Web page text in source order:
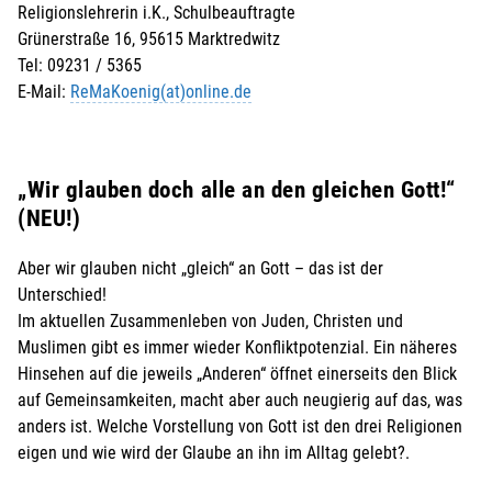
Religionslehrerin i.K., Schulbeauftragte
Grünerstraße 16, 95615 Marktredwitz
Tel: 09231 / 5365
E-Mail: ReMaKoenig(at)online.de
„Wir glauben doch alle an den gleichen Gott!“
(NEU!)
Aber wir glauben nicht „gleich“ an Gott – das ist der
Unterschied!
Im aktuellen Zusammenleben von Juden, Christen und
Muslimen gibt es immer wieder Konfliktpotenzial. Ein näheres
Hinsehen auf die jeweils „Anderen“ öffnet einerseits den Blick
auf Gemeinsamkeiten, macht aber auch neugierig auf das, was
anders ist. Welche Vorstellung von Gott ist den drei Religionen
eigen und wie wird der Glaube an ihn im Alltag gelebt?.